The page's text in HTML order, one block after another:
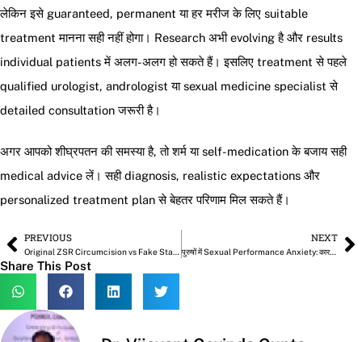
लेकिन इसे guaranteed, permanent या हर मरीज के लिए suitable
treatment मानना सही नहीं होगा। Research अभी evolving है और results
individual patients में अलग-अलग हो सकते हैं। इसलिए treatment से पहले
qualified urologist, andrologist या sexual medicine specialist से
detailed consultation जरूरी है।
अगर आपको शीघ्रपतन की समस्या है, तो शर्म या self-medication के बजाय सही
medical advice लें। सही diagnosis, realistic expectations और
personalized treatment plan से बेहतर परिणाम मिल सकते हैं।
PrevPREVIOUS
Original ZSR Circumcision vs Fake Stapler: सही Stapler कैसे पहचानें?
NEXT
पुरुषों में Sexual Performance Anxiety: कारण, लक्षण और इलाज
Share This Post